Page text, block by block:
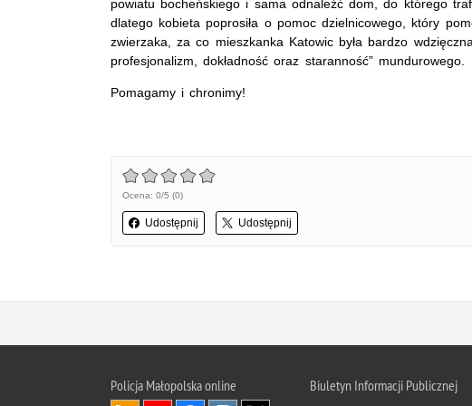
powiatu bocheńskiego i sama odnaleźć dom, do którego
dlatego kobieta poprosiła o pomoc dzielnicowego, który
zwierzaka, za co mieszkanka Katowic była bardzo
profesjonalizm, dokładność oraz staranność” mundurowego.
Pomagamy i chronimy!
Ocena: 0/5 (0)
Udostępnij Udostępnij
Policja Małopolska online Biuletyn Informacji Publicznej